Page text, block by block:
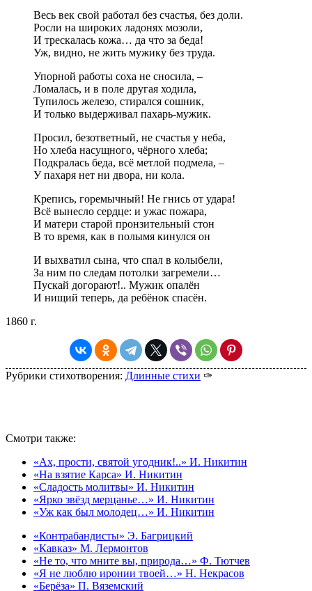
Весь век свой работал без счастья, без доли.
Росли на широких ладонях мозоли,
И трескалась кожа… да что за беда!
Уж, видно, не жить мужику без труда.
Упорной работы соха не сносила, –
Ломалась, и в поле другая ходила,
Тупилось железо, стирался сошник,
И только выдерживал пахарь-мужик.
Просил, безответный, не счастья у неба,
Но хлеба насущного, чёрного хлеба;
Подкралась беда, всё метлой подмела, –
У пахаря нет ни двора, ни кола.
Крепись, горемычный! Не гнись от удара!
Всё вынесло сердце: и ужас пожара,
И матери старой пронзительный стон
В то время, как в полымя кинулся он
И выхватил сына, что спал в колыбели,
За ним по следам потолки загремели…
Пускай догорают!.. Мужик опалён
И нищий теперь, да ребёнок спасён.
1860 г.
Рубрики стихотворения: Длинные стихи ✑
Смотри также:
«Ах, прости, святой угодник!..» И. Никитин
«На взятие Карса» И. Никитин
«Сладость молитвы» И. Никитин
«Ярко звёзд мерцанье…» И. Никитин
«Уж как был молодец…» И. Никитин
«Контрабандисты» Э. Багрицкий
«Кавказ» М. Лермонтов
«Не то, что мните вы, природа…» Ф. Тютчев
«Я не люблю иронии твоей…» Н. Некрасов
«Берёза» П. Вяземский